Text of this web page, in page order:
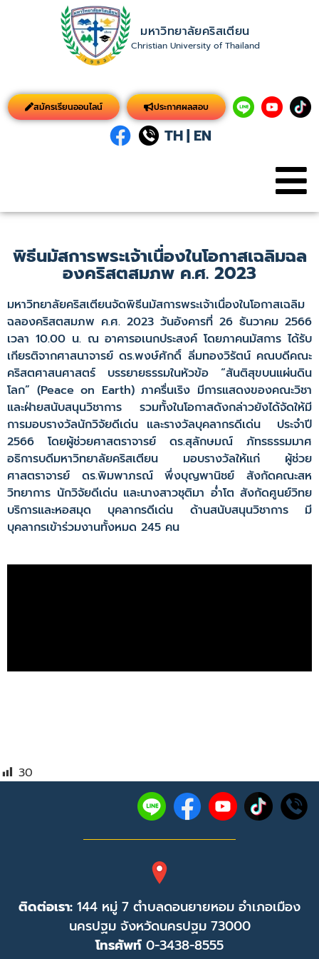
มหาวิทยาลัยคริสเตียน
Christian University of Thailand
สมัครเรียนออนไลน์ ประกาศผลสอบ
TH| EN
พิธีนมัสการพระเจ้าเนื่องในโอกาสเฉลิมฉล
องคริสตสมภพ ค.ศ. 2023
มหาวิทยาลัยคริสเตียนจัดพิธีนมัสการพระเจ้าเนื่องในโอกาสเฉลิม
ฉลองคริสตสมภพ ค.ศ. 2023 วันอังคารที่ 26 ธันวาคม 2566
เวลา 10.00 น. ณ อาคารอเนกประสงค์ โดยภาคนมัสการ ได้รับ
เกียรติจากศาสนาจารย์ ดร.พงษ์ศักดิ์ ลิ่มทองวิรัตน์ คณบดีคณะ
คริสตศาสนศาสตร์ บรรยายธรรมในหัวข้อ “สันติสุขบนแผ่นดิน
โลก” (Peace on Earth) ภาครื่นเริง มีการแสดงของคณะวิชา
และฝ่ายสนับสนุนวิชาการ รวมทั้งในโอกาสดังกล่าวยังได้จัดให้มี
การมอบรางวัลนักวิจัยดีเด่น และรางวัลบุคลากรดีเด่น ประจำปี
2566 โดยผู้ช่วยศาสตราจารย์ ดร.สุลักษมณ์ ภัทรธรรมมาศ
อธิการบดีมหาวิทยาลัยคริสเตียน มอบรางวัลให้แก่ ผู้ช่วย
ศาสตราจารย์ ดร.พิมพาภรณ์ พึ่งบุญพานิชย์ สังกัดคณะสห
วิทยาการ นักวิจัยดีเด่น และนางสาวชุติมา อ่ำโต สังกัดศูนย์วิทย
บริการและหอสมุด บุคลากรดีเด่น ด้านสนับสนุนวิชาการ มี
บุคลากรเข้าร่วมงานทั้งหมด 245 คน
30
ติดต่อเรา: 144 หมู่ 7 ตำบลดอนยายหอม อำเภอเมือง
นครปฐม จังหวัดนครปฐม 73000
โทรศัพท์ 0-3438-8555